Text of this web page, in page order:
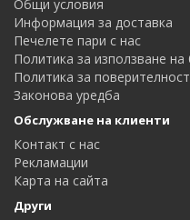
Общи условия
Информация за доставка
Печелете пари с нас
Политика за използване на
Политика за поверителност
Законова уредба
Обслужване на клиенти
Контакт с нас
Рекламации
Карта на сайта
Други